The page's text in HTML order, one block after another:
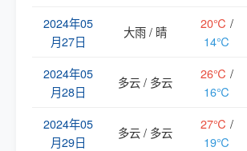
2024年05
月27日
大雨 / 晴
20℃ /
14℃
2024年05
月28日
多云 / 多云
26℃ /
16℃
2024年05
月29日
多云 / 多云
27℃ /
19℃